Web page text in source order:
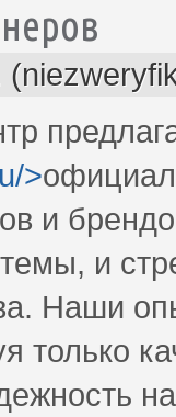
>
и
и
Наши
только